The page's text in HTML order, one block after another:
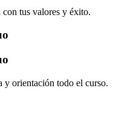
con tus valores y éxito.
y orientación todo el curso.